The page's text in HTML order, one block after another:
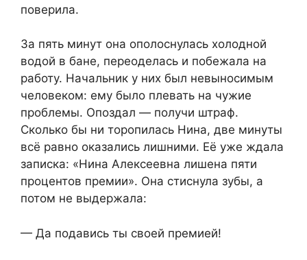
поверила.
За пять минут она ополоснулась холодной
водой в бане, переоделась и побежала на
работу. Начальник у них был невыносимым
человеком: ему было плевать на чужие
проблемы. Опоздал — получи штраф.
Сколько бы ни торопилась Нина, две минуты
всё равно оказались лишними. Её уже ждала
записка: «Нина Алексеевна лишена пяти
процентов премии». Она стиснула зубы, а
потом не выдержала:
— Да подавись ты своей премией!